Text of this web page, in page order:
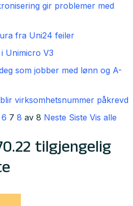
gir problemer med
fra Uni24 feiler
Unimicro V3
som jobber med lønn og A-
virksomhetsnummer påkrevd
6 7 8 av 8 Neste Siste Vis alle
tilgjengelig